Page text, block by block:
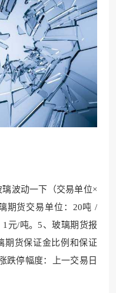
璃波动一下（交易单位×
期货交易单位：20吨 /
元/吨。5、玻璃期货报
期货保证金比例和保证
跌停幅度：上一交易日